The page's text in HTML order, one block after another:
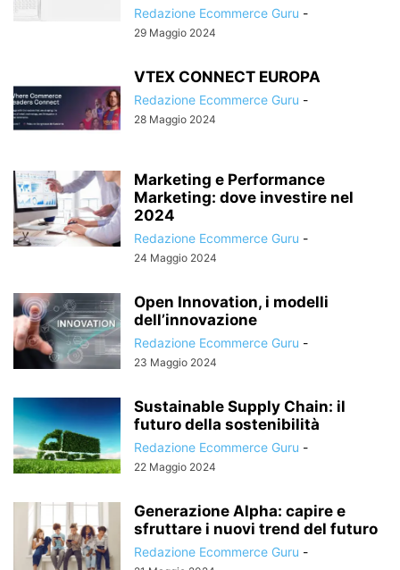
Redazione Ecommerce Guru -
29 Maggio 2024
VTEX CONNECT EUROPA
Redazione Ecommerce Guru -
28 Maggio 2024
Marketing e Performance
Marketing: dove investire nel
2024
Redazione Ecommerce Guru -
24 Maggio 2024
Open Innovation, i modelli
dell’innovazione
Redazione Ecommerce Guru -
23 Maggio 2024
Sustainable Supply Chain: il
futuro della sostenibilità
Redazione Ecommerce Guru -
22 Maggio 2024
Generazione Alpha: capire e
sfruttare i nuovi trend del futuro
Redazione Ecommerce Guru -